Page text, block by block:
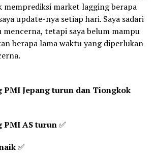
memprediksi market lagging berapa
update-nya setiap hari. Saya sadari
tetapi saya belum mampu
berapa lama waktu yang diperlukan
PMI Jepang turun dan Tiongkok
PMI AS turun✅
✅